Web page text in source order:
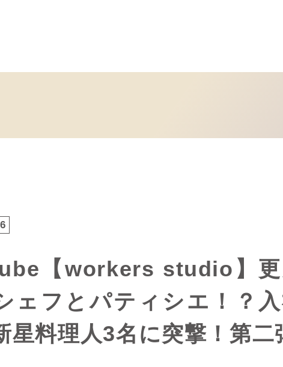
【workers studio】
ェフとパティシエ！？
星料理人3名に突撃！第二